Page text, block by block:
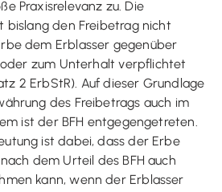
Praxisrelevanz zu. Die
bislang den Freibetrag nicht
dem Erblasser gegenüber
zum Unterhalt verpflichtet
2 ErbStR). Auf dieser Grundlage
des Freibetrags auch im
ist der BFH entgegengetreten.
ist dabei, dass der Erbe
dem Urteil des BFH auch
kann, wenn der Erblasser